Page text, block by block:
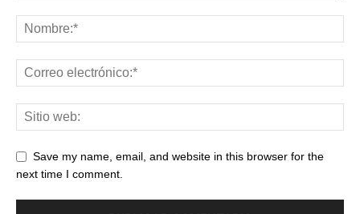
Save my name, email, and website in this browser for the
next time I comment.